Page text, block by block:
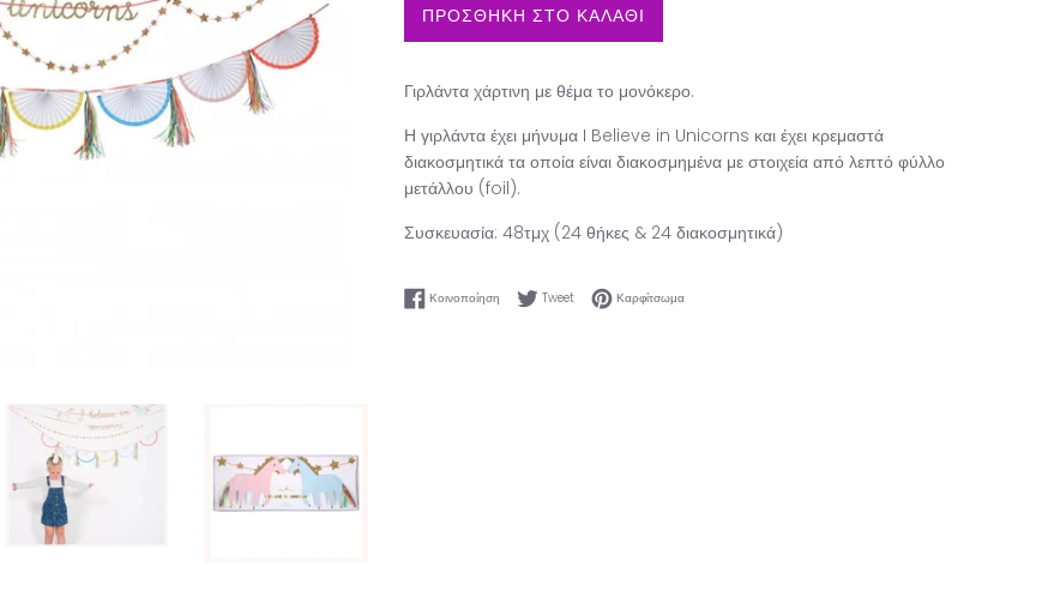
ΠΡΟΣΘΗΚΗ ΣΤΟ ΚΑΛΑΘΙ
Γιρλάντα χάρτινη με θέμα το μονόκερο.
Η γιρλάντα έχει μήνυμα I Believe in Unicorns και έχει κρεμαστά
διακοσμητικά τα οποία είναι διακοσμημένα με στοιχεία από λεπτό φύλλο
μετάλλου (foil).
Συσκευασία: 48τμχ (24 θήκες & 24 διακοσμητικά)
Κοινοποίηση Κοινοποίηση στο Facebook
TweetTweet στο Twitter
ΚαρφίτσωμαΚαρφίτσωμα στο Pinterest